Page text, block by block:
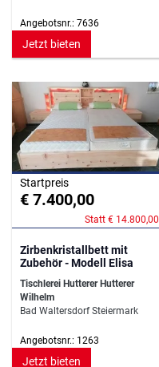
Angebotsnr.: 7636
Jetzt bieten
Startpreis
€ 7.400,00
Statt € 14.800,00
Zirbenkristallbett mit
Zubehör - Modell Elisa
Tischlerei Hutterer Hutterer
Wilhelm
Bad Waltersdorf Steiermark
Angebotsnr.: 1263
Jetzt bieten